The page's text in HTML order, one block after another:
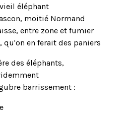
éléphant
moitié Normand
entre zone et fumier
qu'on en ferait des paniers
des éléphants,
barrissement :